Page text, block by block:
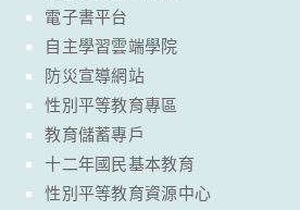
電子書平台
自主學習雲端學院
防災宣導網站
性別平等教育專區
教育儲蓄專戶
十二年國民基本教育
性別平等教育資源中心